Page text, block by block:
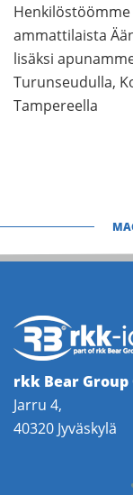
ammattilaista
lisäksi
Turunseudulla,
Tampereella
rkk Bear Group
Jarru 4,
40320 Jyväskylä